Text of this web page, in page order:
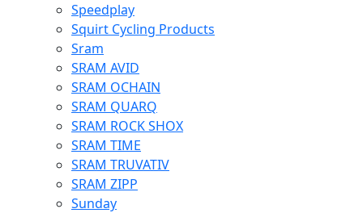
Speedplay
Squirt Cycling Products
Sram
SRAM AVID
SRAM OCHAIN
SRAM QUARQ
SRAM ROCK SHOX
SRAM TIME
SRAM TRUVATIV
SRAM ZIPP
Sunday